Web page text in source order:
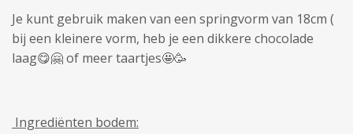
Je kunt gebruik maken van een springvorm van 18cm (
bij een kleinere vorm, heb je een dikkere chocolade
laag😋🤗 of meer taartjes🤩🥳
Ingrediënten bodem: